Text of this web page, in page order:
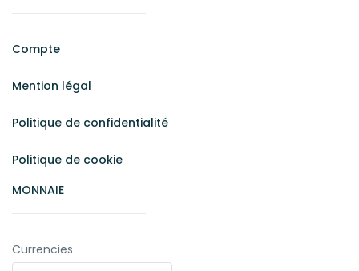
Compte
Mention légal
Politique de confidentialité
Politique de cookie
MONNAIE
Currencies